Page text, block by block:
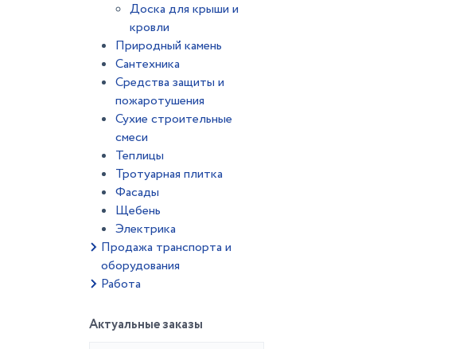
Доска для крыши и
кровли
Природный камень
Сантехника
Средства защиты и
пожаротушения
Сухие строительные
смеси
Теплицы
Тротуарная плитка
Фасады
Щебень
Электрика
Продажа транспорта и
оборудования
Работа
Актуальные заказы